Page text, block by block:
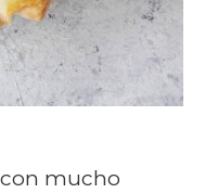
mucho